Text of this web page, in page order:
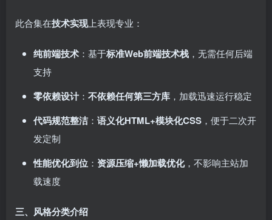
此合集在技术实现上表现专业：
纯前端技术 ：基于标准Web前端技术栈 ，无需任何后端
支持
零依赖设计： 不依赖任何第三方库 ，加载迅速运行稳定
代码规范整洁： 语义化HTML+模块化CSS ，便于二次开
发定制
性能优化到位 ： 资源压缩+懒加载优化，不影响主站加
载速度
三、风格分类介绍